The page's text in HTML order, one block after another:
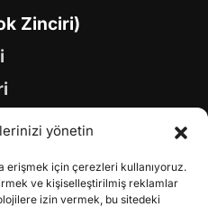
yönetin
erişmek için çerezleri kullanıyoruz.
ve kişiselleştirilmiş reklamlar
izin vermek, bu sitedeki
Zinciri)
Coinleri